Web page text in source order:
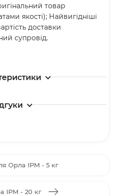
товар
якості); Найвигідніші
доставки
супровід.
Орла IPM - 5 кг
IPM - 20 кг